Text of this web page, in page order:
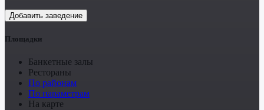
Добавить заведение
Площадки
Банкетные залы
Рестораны
По районам
По параметрам
На карте